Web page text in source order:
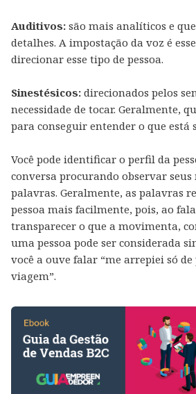
Auditivos: são mais analíticos e
detalhes. A impostação da voz é
direcionar esse tipo de pessoa.
Sinestésicos: direcionados pelos
necessidade de tocar. Geralmente,
para conseguir entender o que está
Você pode identificar o perfil da
conversa procurando observar
palavras. Geralmente, as palavras
pessoa mais facilmente, pois, ao
transparecer o que a movimenta,
uma pessoa pode ser considerada
você a ouve falar “me arrepiei só
viagem”.